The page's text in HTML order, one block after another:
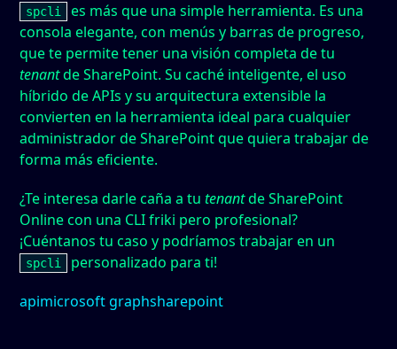
spcli
es más que una simple herramienta. Es una
consola elegante, con menús y barras de progreso,
que te permite tener una visión completa de tu
tenantde SharePoint. Su caché inteligente, el uso
híbrido de APIs y su arquitectura extensible la
convierten en la herramienta ideal para cualquier
administrador de SharePoint que quiera trabajar de
forma más eficiente.
¿Te interesa darle caña a tutenantde SharePoint
Online con una CLI friki pero profesional?
¡Cuéntanos tu caso y podríamos trabajar en un
spcli
personalizado para ti!
apimicrosoft graphsharepoint